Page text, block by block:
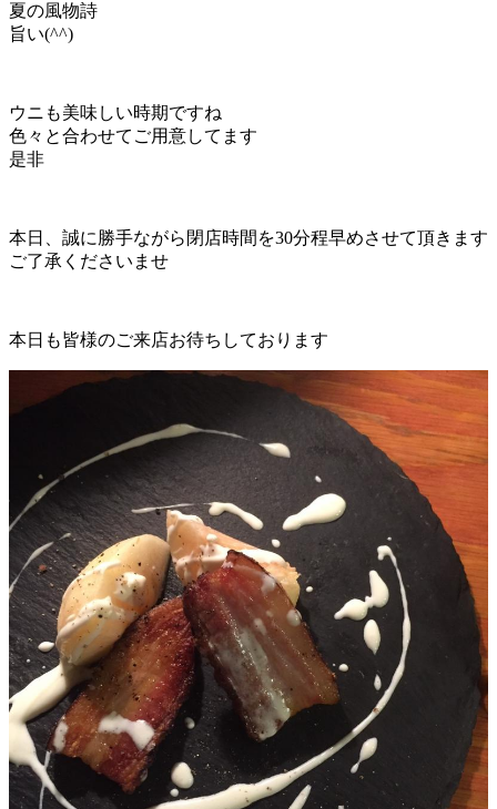
夏の風物詩
旨い(^^)
ウニも美味しい時期ですね
色々と合わせてご用意してます
是非
本日、誠に勝手ながら閉店時間を30分程早めさせて頂きます
ご了承くださいませ
本日も皆様のご来店お待ちしております